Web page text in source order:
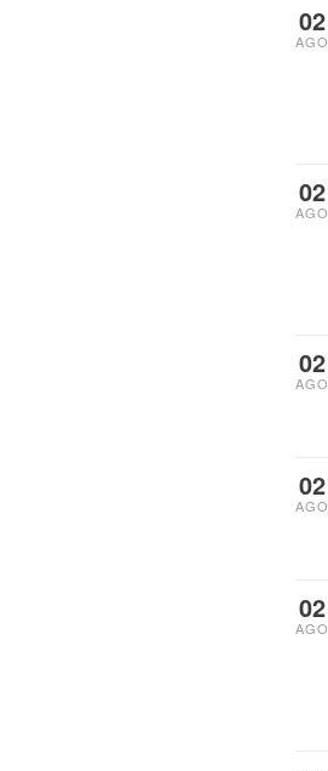
02
AGO
02
AGO
02
AGO
02
AGO
02
AGO